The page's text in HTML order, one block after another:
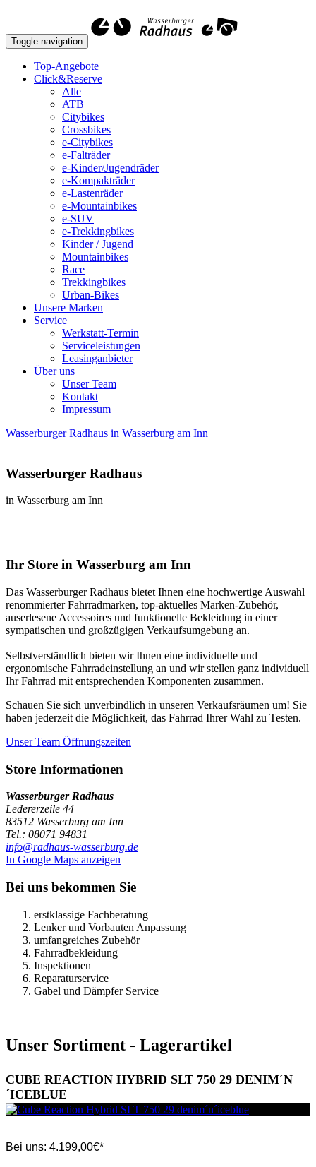
Toggle navigation
Top-Angebote
Click&Reserve
Alle
ATB
Citybikes
Crossbikes
e-Citybikes
e-Falträder
e-Kinder/Jugendräder
e-Kompakträder
e-Lastenräder
e-Mountainbikes
e-SUV
e-Trekkingbikes
Kinder / Jugend
Mountainbikes
Race
Trekkingbikes
Urban-Bikes
Unsere Marken
Service
Werkstatt-Termin
Serviceleistungen
Leasinganbieter
Über uns
Unser Team
Kontakt
Impressum
Wasserburger Radhaus in Wasserburg am Inn
Wasserburger Radhaus
in Wasserburg am Inn
Ihr Store in Wasserburg am Inn
Das Wasserburger Radhaus bietet Ihnen eine hochwertige Auswahl
renommierter Fahrradmarken, top-aktuelles Marken-Zubehör,
auserlesene Accessoires und funktionelle Bekleidung in einer
sympatischen und großzügigen Verkaufsumgebung an.
Selbstverständlich bieten wir Ihnen eine individuelle und
ergonomische Fahrradeinstellung an und wir stellen ganz individuell
Ihr Fahrrad mit entsprechenden Komponenten zusammen.
Schauen Sie sich unverbindlich in unseren Verkaufsräumen um! Sie
haben jederzeit die Möglichkeit, das Fahrrad Ihrer Wahl zu Testen.
Unser Team Öffnungszeiten
Store Informationen
Wasserburger Radhaus
Ledererzeile 44
83512 Wasserburg am Inn
Tel.: 08071 94831
info@radhaus-wasserburg.de
In Google Maps anzeigen
Bei uns bekommen Sie
erstklassige Fachberatung
Lenker und Vorbauten Anpassung
umfangreiches Zubehör
Fahrradbekleidung
Inspektionen
Reparaturservice
Gabel und Dämpfer Service
Unser Sortiment - Lagerartikel
CUBE REACTION HYBRID SLT 750 29 DENIM´N
´ICEBLUE
Bei uns: 4.199,00€*